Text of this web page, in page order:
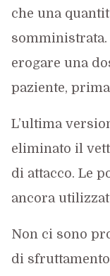
che una
erogare una
paziente,
L’ultima
eliminato il
di attacco. Le
ancora
Non ci sono
di